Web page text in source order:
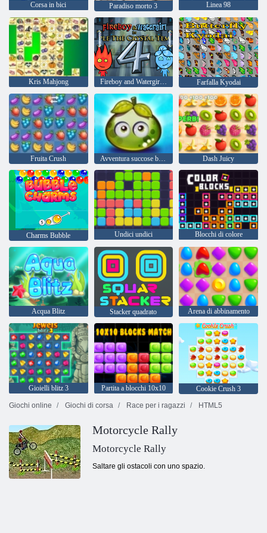
Corsa in bici Paradiso morto 3 Linea 98
Kris Mahjong Fireboy and Watergirl 4: Tempio di Cristallo Farfalla Kyodai
Fruita Crush Avventura succose bacche Dash Juicy
Charms Bubble Undici undici Blocchi di colore
Acqua Blitz Stacker quadrato Arena di abbinamento
Gioielli blitz 3 Partita a blocchi 10x10
Cookie Crush 3
Giochi online
Giochi di corsa Race per i ragazzi HTML5
Motorcycle Rally
Motorcycle Rally
Saltare gli ostacoli con uno spazio.